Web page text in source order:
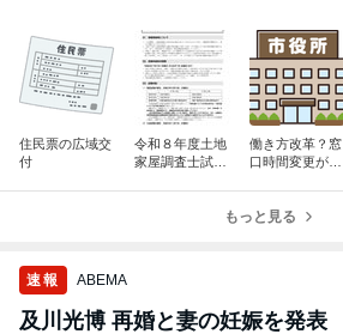
住民票の広域交
付
令和８年度土地
家屋調査士試験
働き方改革？窓
口時間変更が相
もっと見る
速報 ABEMA
及川光博 再婚と妻の妊娠を発表